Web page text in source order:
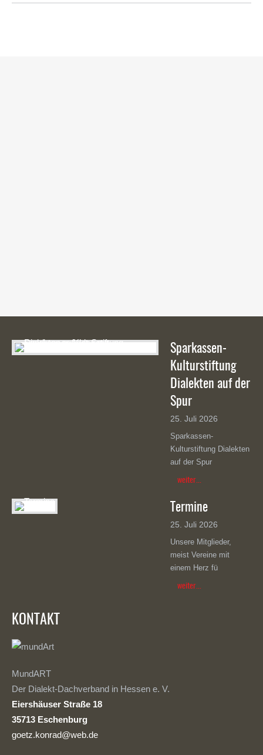
Sparkassen-
Kulturstiftung
Dialekten auf der
Spur
25. Juli 2026
Sparkassen-
Kulturstiftung Dialekten
auf der Spur
weiter...
Termine
25. Juli 2026
Unsere Mitglieder,
meist Vereine mit
einem Herz fü
weiter...
KONTAKT
MundART
Der Dialekt-Dachverband in Hessen e. V.
Eiershäuser Straße 18
35713 Eschenburg
goetz.konrad@web.de